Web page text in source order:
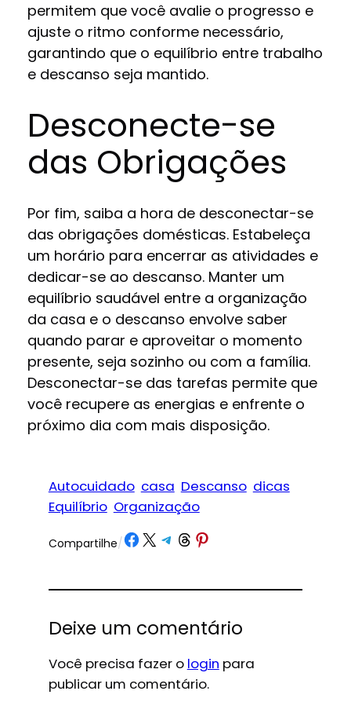
permitem que você avalie o progresso e
ajuste o ritmo conforme necessário,
garantindo que o equilíbrio entre trabalho
e descanso seja mantido.
Desconecte-se
das Obrigações
Por fim, saiba a hora de desconectar-se
das obrigações domésticas. Estabeleça
um horário para encerrar as atividades e
dedicar-se ao descanso. Manter um
equilíbrio saudável entre a organização
da casa e o descanso envolve saber
quando parar e aproveitar o momento
presente, seja sozinho ou com a família.
Desconectar-se das tarefas permite que
você recupere as energias e enfrente o
próximo dia com mais disposição.
Autocuidado casa Descanso dicas
Equilíbrio Organização
Compartilhe/Share on Facebook
Share on X Share on Telegram
Share on Threads
Share on Pinterest
Deixe um comentário
Você precisa fazer o login para
publicar um comentário.